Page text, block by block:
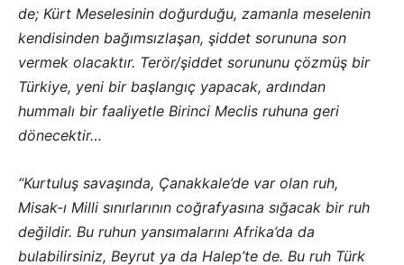
de; Kürt Meselesinin doğurduğu, zamanla meselenin
kendisinden bağımsızlaşan, şiddet sorununa son
vermek olacaktır. Terör/şiddet sorununu çözmüş bir
Türkiye, yeni bir başlangıç yapacak, ardından
hummalı bir faaliyetle Birinci Meclis ruhuna geri
dönecektir…
“Kurtuluş savaşında, Çanakkale’de var olan ruh,
Misak-ı Milli sınırlarının coğrafyasına sığacak bir ruh
değildir. Bu ruhun yansımalarını Afrika’da da
bulabilirsiniz, Beyrut ya da Halep’te de. Bu ruh Türk